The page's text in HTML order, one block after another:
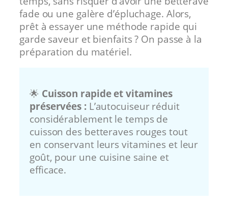
fade ou une galère d’épluchage. Alors,
prêt à essayer une méthode rapide qui
garde saveur et bienfaits ? On passe à la
préparation du matériel.
🌟 Cuisson rapide et vitamines
préservées :L’autocuiseur réduit
considérablement le temps de
cuisson des betteraves rouges tout
en conservant leurs vitamines et leur
goût, pour une cuisine saine et
efficace.